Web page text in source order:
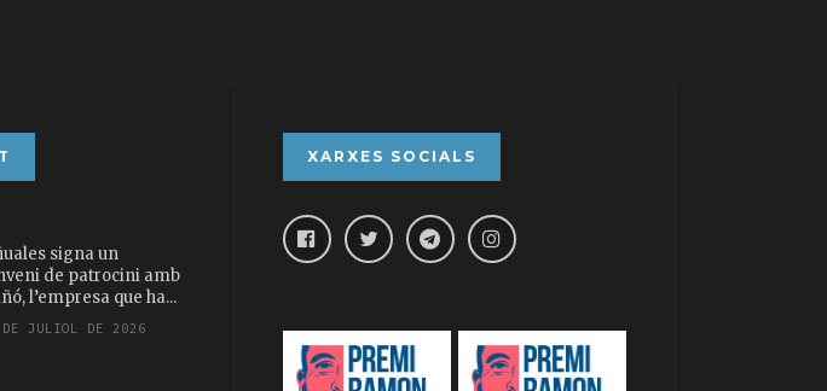
signa un
de patrocini amb
l’empresa que ha...
JULIOL DE 2026
XARXES SOCIALS